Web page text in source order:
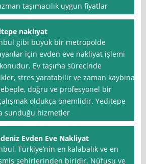
taşımacılık uygun fiyatlar
naklıyat
gibi büyük bir metropolde
için evden eve nakliyat işlemi
Ev taşıma sürecinde
stres yaratabilir ve zaman kaybına
doğru ve profesyonel bir
oldukça önemlidir. Yeditepe
sunduğu hizmetler
Evden Eve Nakliyat
Türkiye’nin en kalabalık ve en
şehirlerinden biridir. Nüfusu ve